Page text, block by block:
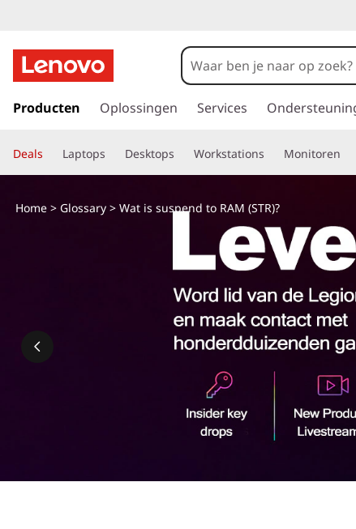
a
a
a
r
e
Producten Oplossingen Services
Deals Laptops Desktops Workstations Monitoren
Home> Glossary> Wat is suspend to RAM (STR)?